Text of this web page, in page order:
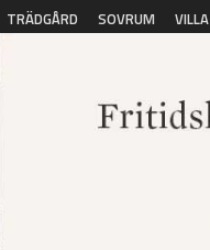
TRÄDGÅRD SOVRUM VILLA